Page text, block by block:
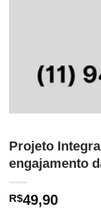
Projeto
engajamento
R$49,90